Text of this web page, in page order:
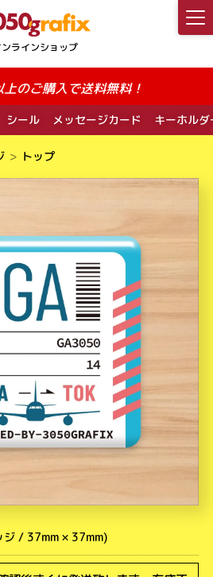
のご購入で送料無料！
シール メッセージカード キーホルダ
トップ